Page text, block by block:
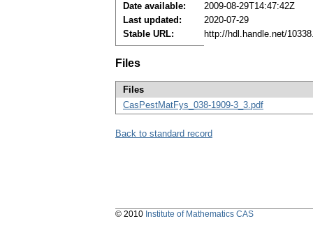
Date available:
2009-08-29T14:47:42Z
Last updated:
2020-07-29
Stable URL:
http://hdl.handle.net/
Files
Files
CasPestMatFys_038-1909-3_3.pdf
Back to standard record
© 2010 Institute of Mathematics CAS